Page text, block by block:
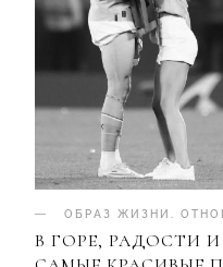
ОБРАЗ ЖИЗНИ
В ГОРЕ, РАДОСТИ